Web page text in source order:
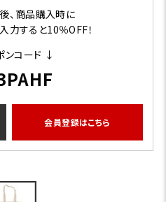
、商品購入時に
力すると10％OFF！
ンコード ↓
会員登録はこちら